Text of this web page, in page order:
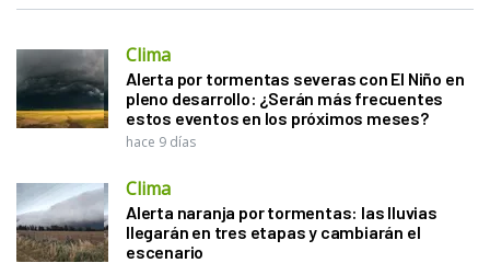
Clima
Alerta por tormentas severas con El Niño en
pleno desarrollo: ¿Serán más frecuentes
estos eventos en los próximos meses?
hace 9 días
Clima
Alerta naranja por tormentas: las lluvias
llegarán en tres etapas y cambiarán el
escenario